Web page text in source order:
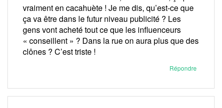
vraiment en cacahuète ! Je me dis, qu’est-ce que
ça va être dans le futur niveau publicité ? Les
gens vont acheté tout ce que les influenceurs
« conseillent » ? Dans la rue on aura plus que des
clônes ? C’est triste !
Répondre